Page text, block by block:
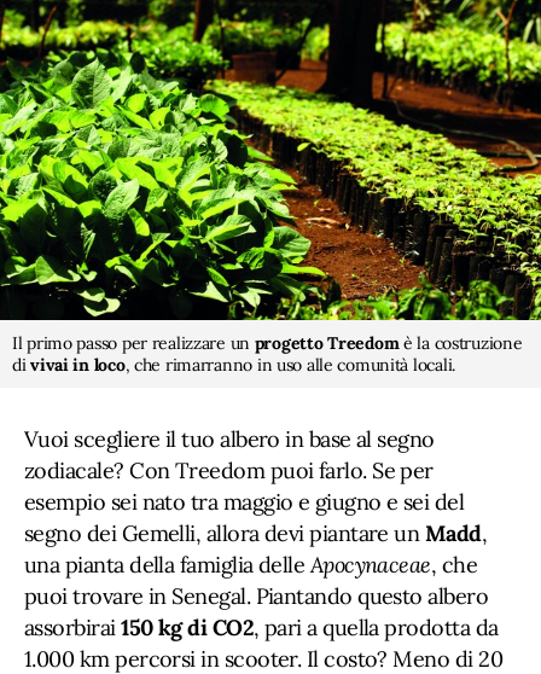
Il primo passo per realizzare un progetto Treedomè la costruzione
divivai in loco, che rimarranno in uso alle comunità locali.
Vuoi scegliere il tuo albero in base al segno
zodiacale? Con Treedom puoi farlo. Se per
esempio sei nato tra maggio e giugno e sei del
segno dei Gemelli, allora devi piantare unMadd,
una pianta della famiglia delleApocynaceae, che
puoi trovare in Senegal. Piantando questo albero
assorbirai150 kg di CO2, pari a quella prodotta da
1.000 km percorsi in scooter. Il costo? Meno di 20